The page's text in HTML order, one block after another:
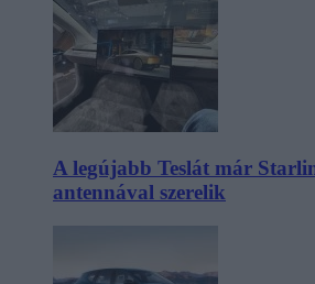
A legújabb Teslát már
antennával szerelik